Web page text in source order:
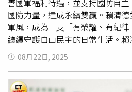
實升高，因此演習是必要的。從
在烏克蘭戰爭之前他從不在意中國
生後，他開始相信台海衝突某天
人抱持消極態度，如工程師劉先
我們能做什麼呢？威脅一直存在
的民眾更是質疑大陸的武統威脅
曾爆發過激烈戰鬥的前線小島，
務部調查局研判，中共利用「極
資料及部分重要公路資訊，係為建
或預作未來武力攻台規劃之用，
重視。監委惋惜指出，檢方未能
用」，以查明所涉諜報與隱蔽科
未將國安案件扣押物「留作公用
前我肅諜工作上重大缺憾。兩位
善國軍福利待遇，並支持國防自
國防力量，達成永續雙贏。賴清
軍風，成為一支「有榮耀、有紀律
繼續守護自由民主的日常生活。
情操演及聽取相關任務簡報；午
加菜金，慰勉官兵辛勞。賴清德
是非常辛苦也值得驕傲的志業，
任的承擔。海軍全天候護衛海疆
08月22日, 2025